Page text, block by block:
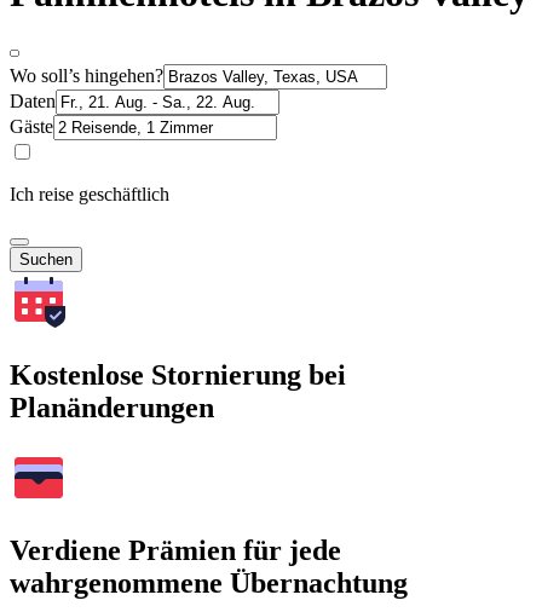
Wo soll’s hingehen?
Daten
Gäste
Ich reise geschäftlich
Suchen
Kostenlose Stornierung bei
Planänderungen
Verdiene Prämien für jede
wahrgenommene Übernachtung